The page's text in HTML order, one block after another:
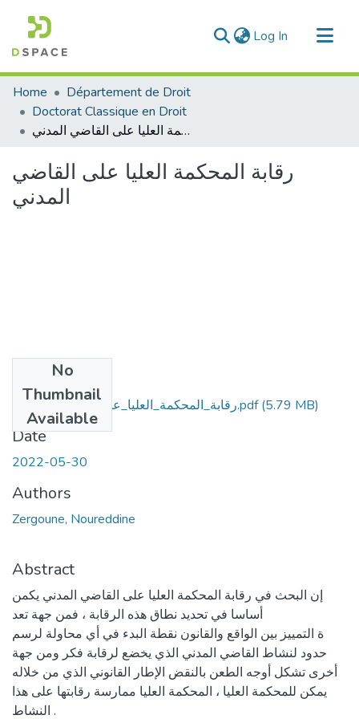
Log In (current)
Communities & Collections
All of DSpace
Statistics
Home
Département de Droit
Doctorat Classique en Droit
رقابة المحكمة العليا على القاضي المدني
رقابة المحكمة العليا على القاضي
المدني
No
Thumbnail
Available
رقابة_المحكمة_العليا_على_القاضي_المدني.pdf(5.79 MB)
Date
2022-05-30
Authors
Zergoune, Noureddine
Abstract
إن البحث في رقابة المحكمة العليا على القاضي المدني يكمن
أساسا في تحديد نطاق هذه الرقابة ، فمن جهة تعد
ة التمييز بين الواقع والقانون نقطة البدء في أي محاولة لرسم
حدود لنشاط القاضي المدني الذي يخضع لرقابة فكر ومن جهة
أخرى تشكل أوجه الطعن بالنقض الإطار القانوني الذي من خلاله
يمكن للمحكمة العليا ، المحكمة العليا ممارسة رقابتها على هذا
النشاط .